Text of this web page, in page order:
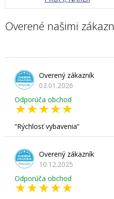
Overené našimi
Overený zákazník
03.01.2026
Odporúča obchod
Rýchlosť vybavenia
Overený zákazník
10.12.2025
Odporúča obchod